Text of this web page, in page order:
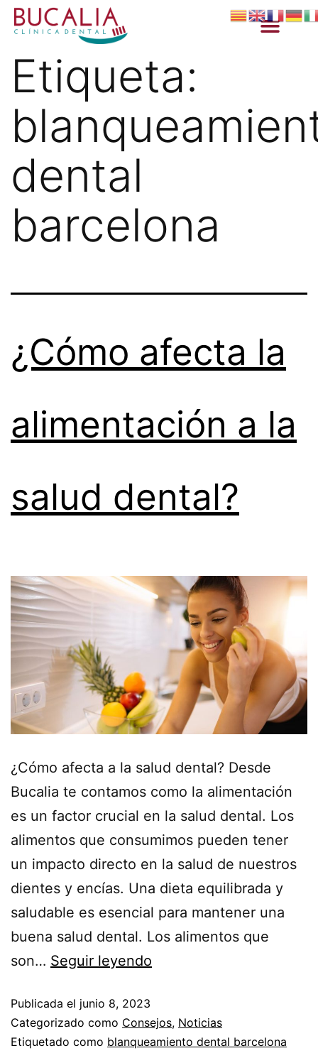
Etiqueta:
dental
barcelona
¿Cómo afecta la
alimentación a la
salud dental?
¿Cómo afecta a la salud dental? Desde
Bucalia te contamos como la alimentación
es un factor crucial en la salud dental. Los
alimentos que consumimos pueden tener
un impacto directo en la salud de nuestros
dientes y encías. Una dieta equilibrada y
saludable es esencial para mantener una
buena salud dental. Los alimentos que
son… Seguir leyendo
Publicada el junio 8, 2023
Categorizado como Consejos, Noticias
Etiquetado como blanqueamiento dental barcelona